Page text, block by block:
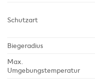
Schutzart
Biegeradius
Max.
Umgebungstemperatur